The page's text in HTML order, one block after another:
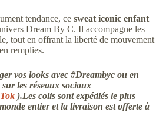
tendance, ce sweat iconic enfant
Dream By C. Il accompagne les
tout en offrant la liberté de mouvement
remplies.
vos looks avec #Dreambyc ou en
les réseaux sociaux
).Les colis sont expédiés le plus
entier et la livraison est offerte à